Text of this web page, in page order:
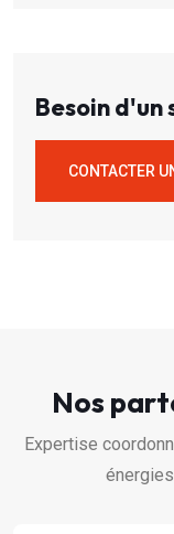
Besoin d'un
CONTACTER
Nos
Expertise